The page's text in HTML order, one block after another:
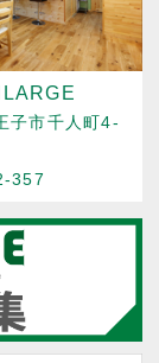
子市千人町4-
357